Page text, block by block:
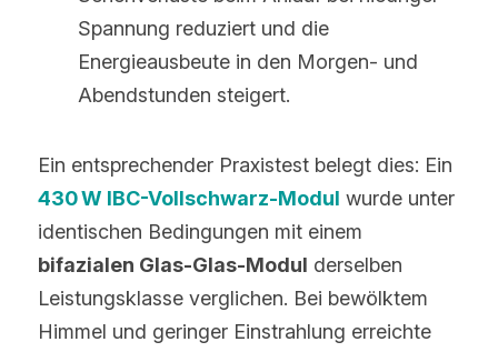
Spannung reduziert und die
Energieausbeute in den Morgen- und
Abendstunden steigert.
430 W IBC-Vollschwarz-Modul wurde unter
bifazialen Glas-Glas-Modul derselben
Leistungsklasse verglichen. Bei bewölktem
Himmel und geringer Einstrahlung erreichte